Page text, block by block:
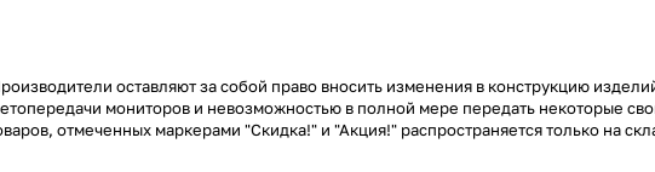
оставляют за собой право вносить изменения в конструкцию
мониторов и невозможностью в полной мере передать некоторые
отмеченных маркерами "Скидка!" и "Акция!" распространяется только на